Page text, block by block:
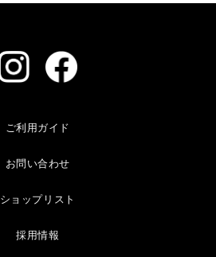
ご利用ガイド
お問い合わせ
ショップリスト
採用情報